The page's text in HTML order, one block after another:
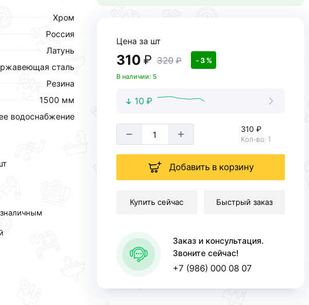
Хром
Россия
Латунь
сталь
Резина
1500 мм
водоснабжение
Цена за шт
310 ₽ 320 ₽ - 3 %
В наличии: 5
10 ₽
310 ₽
Кол-во: 1
Добавить в корзину
Купить сейчас Быстрый заказ
Заказ и консультация.
Звоните сейчас!
+7 (986) 000 08 07